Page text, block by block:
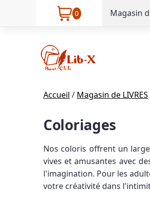
0 Magasin
Accueil / Magasin de LIVRES
Coloriages
Nos coloris offrent un
vives et amusantes avec
l'imagination. Pour les
votre créativité dans